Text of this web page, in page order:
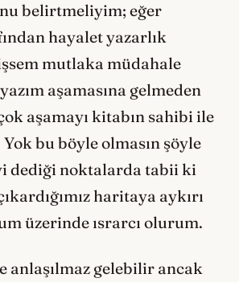
belirtmeliyim; eğer
hayalet yazarlık
mutlaka müdahale
aşamasına gelmeden
aşamayı kitabın sahibi ile
bu böyle olmasın şöyle
dediği noktalarda tabii ki
haritaya aykırı
üzerinde ısrarcı olurum.
anlaşılmaz gelebilir ancak